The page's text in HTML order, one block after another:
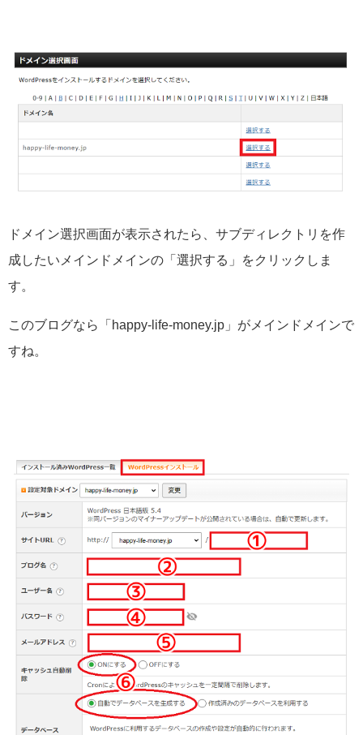
ドメイン選択画面が表示されたら、サブディレクトリを作
成したいメインドメインの「選択する」をクリックしま
す。
このブログなら「happy-life-money.jp」がメインドメインで
すね。